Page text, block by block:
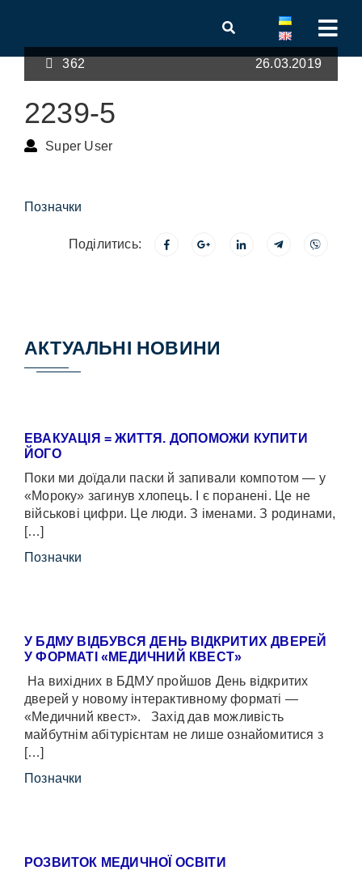
362 26.03.2019
2239-5
Super User
Позначки
Поділитись:
АКТУАЛЬНІ НОВИНИ
ЕВАКУАЦІЯ = ЖИТТЯ. ДОПОМОЖИ КУПИТИ
ЙОГО
Поки ми доїдали паски й запивали компотом — у
«Мороку» загинув хлопець. І є поранені. Це не
військові цифри. Це люди. З іменами. З родинами,
[…]
Позначки
У БДМУ ВІДБУВСЯ ДЕНЬ ВІДКРИТИХ ДВЕРЕЙ
У ФОРМАТІ «МЕДИЧНИЙ КВЕСТ»
На вихідних в БДМУ пройшов День відкритих
дверей у новому інтерактивному форматі —
«Медичний квест». Захід дав можливість
майбутнім абітурієнтам не лише ознайомитися з
[…]
Позначки
РОЗВИТОК МЕДИЧНОЇ ОСВІТИ